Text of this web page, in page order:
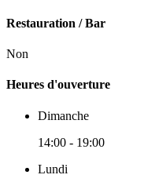
Restauration / Bar
Non
Heures d'ouverture
Dimanche
14:00 - 19:00
Lundi